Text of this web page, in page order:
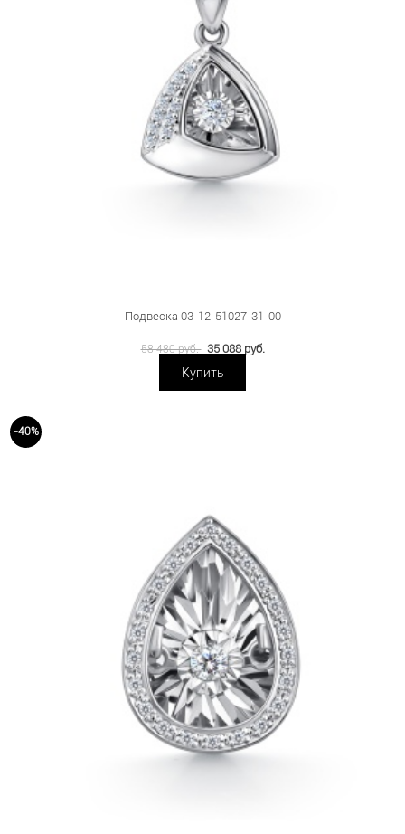
Подвеска 03-12-51027-31-00
58 480 руб. 35 088 руб.
Купить
-40%